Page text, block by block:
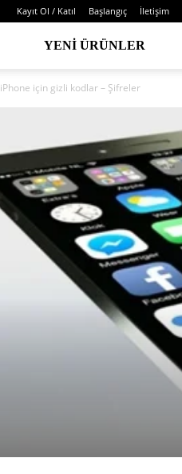
Kayıt Ol / Katıl Başlangıç İletişim
YENI ÜRÜNLER
iPhone için gizli kodlar – Şifreler